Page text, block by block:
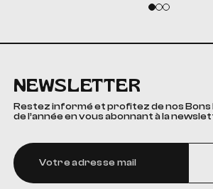
NEWSLETTER
Restez informé et profitez de nos Bons
de l’année en vous abonnant à la